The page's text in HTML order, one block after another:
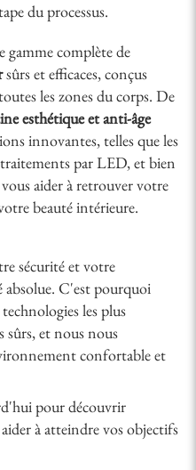
du processus.
gamme complète de
sûrs et efficaces, conçus
les zones du corps. De
esthétique et anti-âge
innovantes, telles que les
par LED, et bien
aider à retrouver votre
beauté intérieure.
sécurité et votre
C'est pourquoi
les plus
sûrs, et nous nous
confortable et
pour découvrir
à atteindre vos objectifs